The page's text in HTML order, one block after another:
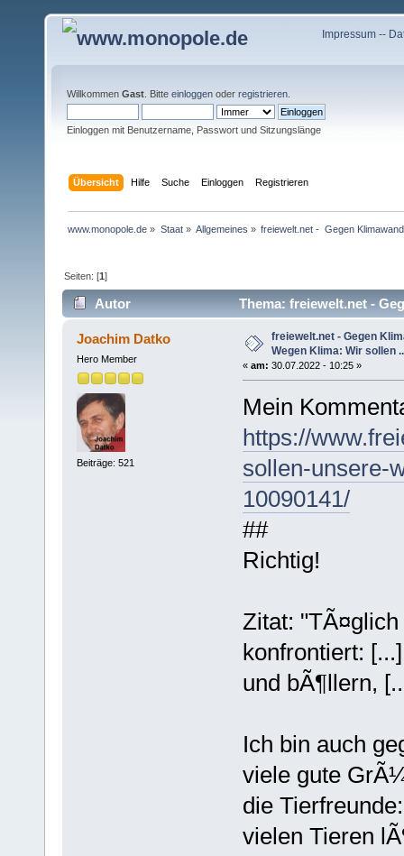
Impressum--
Willkommen Gast . Bitte einloggen oder registrieren
Einloggen mit Benutzername, Passwort und Sitzungslänge
Übersicht Hilfe Suche Einloggen Registrieren
www.monopole.de » Staat» Allgemeines » freiewelt.net -  Gegen
Seiten: [1]
Autor
Thema: freiewelt.net -
(Gelesen 15346 mal)
Joachim Datko
Hero Member
Beiträge: 521
freiewelt.net - Gegen
Wegen Klima: Wir sollen
« am: 30.07.2022 - 10:25 »
Mein
https://
sollen-unsere-
10090141/
##
Richtig!
Zitat:
konfrontiert:
und bÃ¶llern,
Ich bin auch
viele gute
die
vielen Tieren